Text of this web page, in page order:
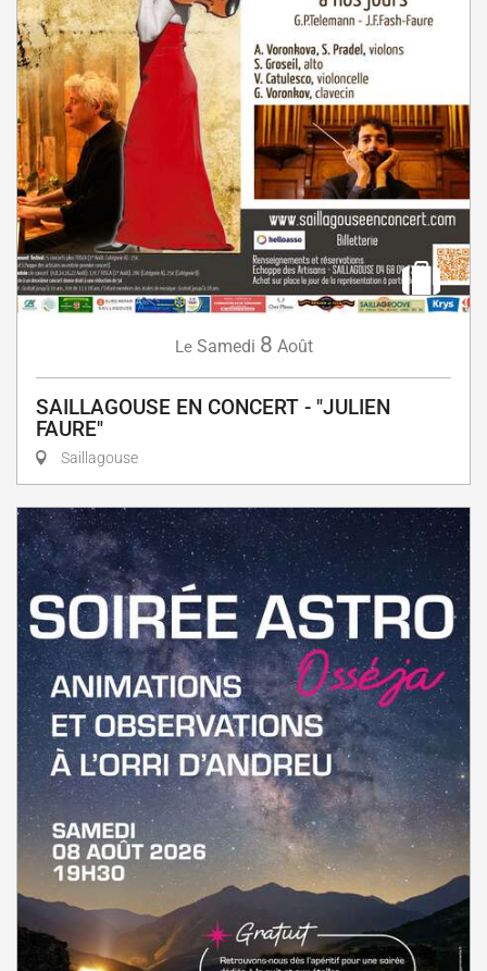
Le Samedi 8 Août
SAILLAGOUSE EN CONCERT - "JULIEN
FAURE"
Saillagouse